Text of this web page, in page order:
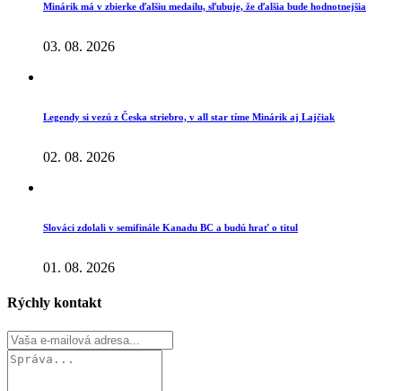
Minárik má v zbierke ďalšiu medailu, sľubuje, že ďalšia bude hodnotnejšia
03. 08. 2026
Legendy si vezú z Česka striebro, v all star tíme Minárik aj Lajčiak
02. 08. 2026
Slováci zdolali v semifinále Kanadu BC a budú hrať o titul
01. 08. 2026
Rýchly kontakt